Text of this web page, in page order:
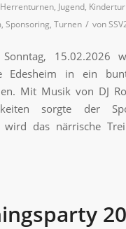
Herrenturnen, Jugend,
, Sponsoring, Turnen / von
Sonntag,
Edesheim in ein
Mit Musik von DJ
sorgte der
wird das närrische